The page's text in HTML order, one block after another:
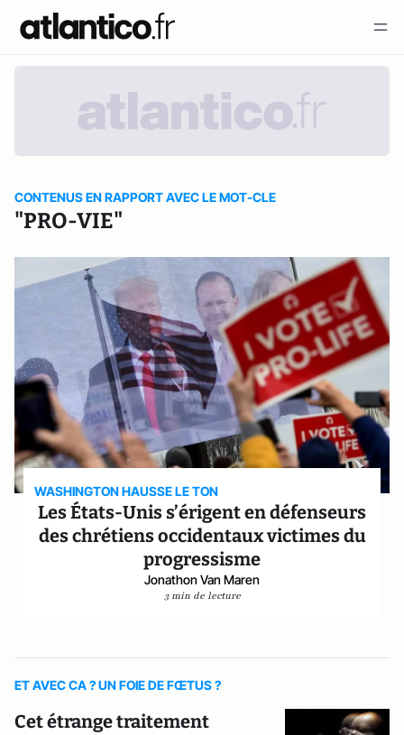
CONTENUS EN RAPPORT AVEC LE MOT-CLE
"PRO-VIE"
WASHINGTON HAUSSE LE TON
Les États-Unis s’érigent en défenseurs
des chrétiens occidentaux victimes du
progressisme
Jonathon Van Maren
3 min de lecture
ET AVEC CA ? UN FOIE DE FŒTUS ?
Cet étrange traitement